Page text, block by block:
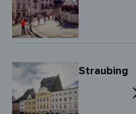
Straubing